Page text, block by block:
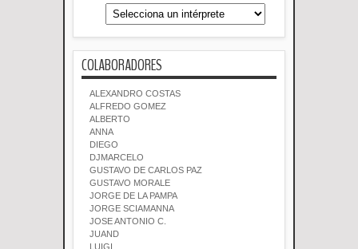
COLABORADORES
ALEXANDRO COSTAS
ALFREDO GOMEZ
ALBERTO
ANNA
DIEGO
DJMARCELO
GUSTAVO DE CARLOS PAZ
GUSTAVO MORALE
JORGE DE LA PAMPA
JORGE SCIAMANNA
JOSE ANTONIO C.
JUAND
LUIGI